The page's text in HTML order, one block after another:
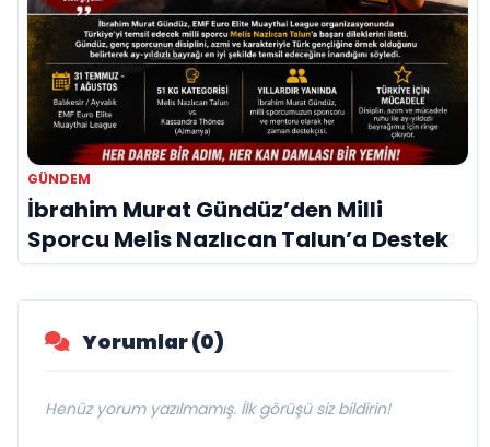
GÜNDEM
İbrahim Murat Gündüz’den Milli
Sporcu Melis Nazlıcan Talun’a Destek
Yorumlar (0)
Henüz yorum yazılmamış. İlk görüşü siz bildirin!